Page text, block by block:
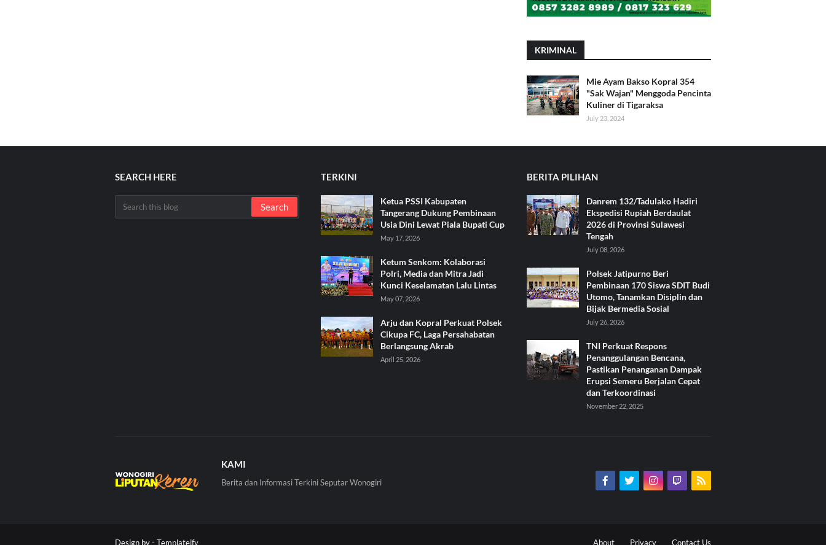
KRIMINAL
Mie Ayam Bakso Kopral 354
"Sak Wajan" Menggoda Pencinta
Kuliner di Tigaraksa
July 23, 2024
SEARCH HERE TERKINI
Ketua PSSI Kabupaten
Tangerang Dukung Pembinaan
Usia Dini Lewat Piala Bupati Cup
May 17, 2026
Ketum Senkom: Kolaborasi
Polri, Media dan Mitra Jadi
Kunci Keselamatan Lalu Lintas
May 07, 2026
Arju dan Kopral Perkuat Polsek
Cikupa FC, Laga Persahabatan
Berlangsung Akrab
April 25, 2026
BERITA PILIHAN
Danrem 132/Tadulako Hadiri
Ekspedisi Rupiah Berdaulat
2026 di Provinsi Sulawesi
Tengah
July 08, 2026
Polsek Jatipurno Beri
Pembinaan 170 Siswa SDIT Budi
Utomo, Tanamkan Disiplin dan
Bijak Bermedia Sosial
July 26, 2026
TNI Perkuat Respons
Penanggulangan Bencana,
Pastikan Penanganan Dampak
Erupsi Semeru Berjalan Cepat
dan Terkoordinasi
November 22, 2025
KAMI
Berita dan Informasi Terkini Seputar Wonogiri
Design by - Templateify About Privacy Contact Us